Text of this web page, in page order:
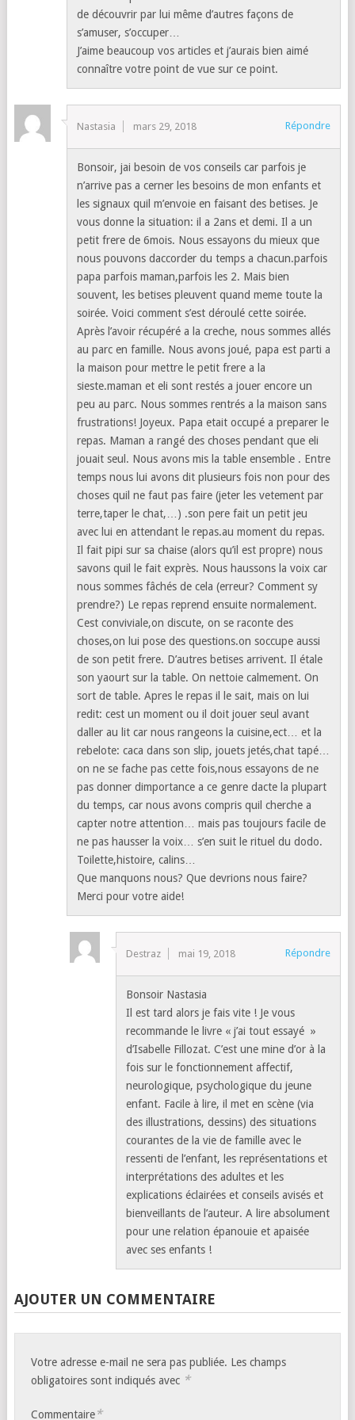
de découvrir par lui même d’autres façons de
s’amuser, s’occuper…
J’aime beaucoup vos articles et j’aurais bien aimé
connaître votre point de vue sur ce point.
Nastasia mars 29, 2018 Répondre
Bonsoir, jai besoin de vos conseils car parfois je
n’arrive pas a cerner les besoins de mon enfants et
les signaux quil m’envoie en faisant des betises. Je
vous donne la situation: il a 2ans et demi. Il a un
petit frere de 6mois. Nous essayons du mieux que
nous pouvons daccorder du temps a chacun.parfois
papa parfois maman,parfois les 2. Mais bien
souvent, les betises pleuvent quand meme toute la
soirée. Voici comment s’est déroulé cette soirée.
Après l’avoir récupéré a la creche, nous sommes allés
au parc en famille. Nous avons joué, papa est parti a
la maison pour mettre le petit frere a la
sieste.maman et eli sont restés a jouer encore un
peu au parc. Nous sommes rentrés a la maison sans
frustrations! Joyeux. Papa etait occupé a preparer le
repas. Maman a rangé des choses pendant que eli
jouait seul. Nous avons mis la table ensemble . Entre
temps nous lui avons dit plusieurs fois non pour des
choses quil ne faut pas faire (jeter les vetement par
terre,taper le chat,…) .son pere fait un petit jeu
avec lui en attendant le repas.au moment du repas.
Il fait pipi sur sa chaise (alors qu’il est propre) nous
savons quil le fait exprès. Nous haussons la voix car
nous sommes fâchés de cela (erreur? Comment sy
prendre?) Le repas reprend ensuite normalement.
Cest conviviale,on discute, on se raconte des
choses,on lui pose des questions.on soccupe aussi
de son petit frere. D’autres betises arrivent. Il étale
son yaourt sur la table. On nettoie calmement. On
sort de table. Apres le repas il le sait, mais on lui
redit: cest un moment ou il doit jouer seul avant
daller au lit car nous rangeons la cuisine,ect… et la
rebelote: caca dans son slip, jouets jetés,chat tapé…
on ne se fache pas cette fois,nous essayons de ne
pas donner dimportance a ce genre dacte la plupart
du temps, car nous avons compris quil cherche a
capter notre attention… mais pas toujours facile de
ne pas hausser la voix… s’en suit le rituel du dodo.
Toilette,histoire, calins…
Que manquons nous? Que devrions nous faire?
Merci pour votre aide!
Destraz mai 19, 2018 Répondre
Bonsoir Nastasia
Il est tard alors je fais vite ! Je vous
recommande le livre « j’ai tout essayé »
d’Isabelle Fillozat. C’est une mine d’or à la
fois sur le fonctionnement affectif,
neurologique, psychologique du jeune
enfant. Facile à lire, il met en scène (via
des illustrations, dessins) des situations
courantes de la vie de famille avec le
ressenti de l’enfant, les représentations et
interprétations des adultes et les
explications éclairées et conseils avisés et
bienveillants de l’auteur. A lire absolument
pour une relation épanouie et apaisée
avec ses enfants !
AJOUTER UN COMMENTAIRE
Votre adresse e-mail ne sera pas publiée. Les champs
obligatoires sont indiqués avec *
Commentaire*